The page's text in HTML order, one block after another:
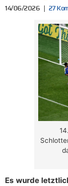
14/06/2026 27
Es wurde